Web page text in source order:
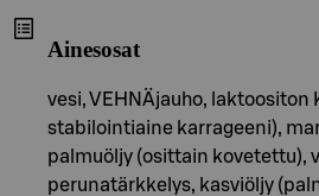
Ainesosat
vesi, VEHNÄjauho, laktoositon
stabilointiaine karrageeni),
palmuöljy (osittain kovetettu),
perunatärkkelys, kasviöljy